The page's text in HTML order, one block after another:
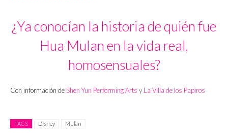
¿Ya conocían la historia de quién fue
Hua Mulan en la vida real,
homosensuales?
Con información deShen Yun Performing Arts y La Villa de los Papiros
TAGS Disney Mulán